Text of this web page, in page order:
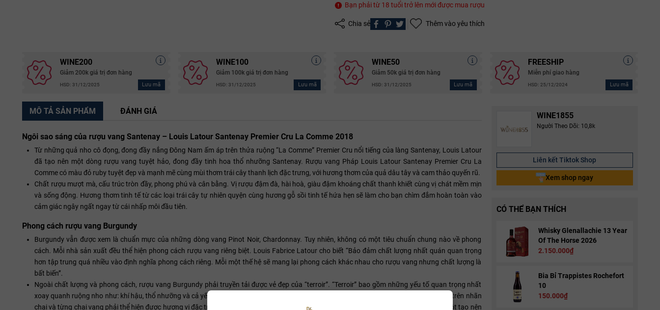
Bạn phải từ 18 tuổi trở lên mới được mua rượu
Chia sẻ Thêm vào yêu thích
WINE200
Giảm 200k giá trị đơn hàng
HSD: 31/12/2025 Lưu mã
WINE100
Giảm 100k giá trị đơn hàng
HSD: 31/12/2025 Lưu mã
WINE50
Giảm 50k giá trị đơn hàng
HSD: 31/12/2025 Lưu mã
FREESHIP
Miễn phí giao hàng
HSD: 25/12/2024 Lưu mã
WINE1855
Người Theo Dõi: 10,8k
Liên kết Tiktok Shop
Xem shop ngay
CÓ THỂ BẠN THÍCH
Whisky Glenallachie 13 Year
Of The Horse 2026
2.150.000₫
Bia Bỉ Trappistes Rochefort
10
150.000₫
MÔ TẢ SẢN PHẨM ĐÁNH GIÁ
Ngôi sao sáng của rượu vang Santenay – Louis Latour Santenay Premier Cru La Comme 2018
Từ những quả nho cô đọng, đong đầy nắng Đông Nam ấm áp trên thửa ruộng “La Comme” Premier Cru nổi tiếng của làng Santenay, Louis Latour
đã tạo nên một dòng rượu vang tuyệt hảo, đong đầy tinh hoa thổ nhưỡng Santenay. Rượu vang Pháp Louis Latour Santenay Premier Cru La
Comme có màu đỏ ruby ​​tuyệt đẹp và mạnh mẽ cùng mùi thơm trái cây thanh lịch đặc trưng, với hương thơm của quả dâu tây và cam thảo quyến rũ.
Chất rượu mượt mà, cấu trúc tròn đầy, phong phú và cân bằng. Vị rượu đậm đà, hài hoà, giàu đậm khoáng chất thanh khiết cùng vị chát mềm mịn
và sống động. Hương thơm tinh tế từ các loại trái cây tự nhiên quyện cùng hương gỗ sồi tinh tế hứa hẹn sẽ làm cho bạn chìm đắm hoàn toàn vào
cảm giác ngây ngất ngay từ cái nhấp môi đầu tiên.
Phong cách rượu vang Burgundy
Burgundy vẫn được xem là chuẩn mực của những dòng vang Pinot Noir, Chardonnay. Tuy nhiên, không có một tiêu chuẩn chung nào về phong
cách. Mỗi nhà sản xuất đều thể hiện phong cách rượu vang riêng biệt. Louis Fabrice Latour cho biết “Bảo đảm chất lượng nhất quán quan trọng
hơn tập trung quá nhiều vào định nghĩa phong cách riêng. Mỗi một thế hệ sẽ mang lại phong cách khác nhau cho rượu vang nhưng chất lượng là
bất biến”.
Ngoài chất lượng và phong cách, rượu vang Burgundy phải truyền tải được vẻ đẹp của “terroir”. “Terroir” bao gồm những yếu tố quan trọng nhất
xoay quanh ruộng nho như: khí hậu, thổ nhưỡng và cả yếu tố con người. Các dòng vang Burgundy đều có chứng nhận nguồn gốc được in trên nhãn
chai và từng chai vang phải thể hiện được hương vị đặc trưng của vùng (sense of place). Phong cách, chất lượng, terroir là ba yếu tố trụ cột tạo nên